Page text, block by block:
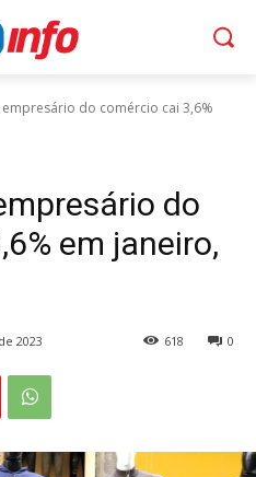
do comércio cai 3,6%
do
em janeiro,
2023 0
618